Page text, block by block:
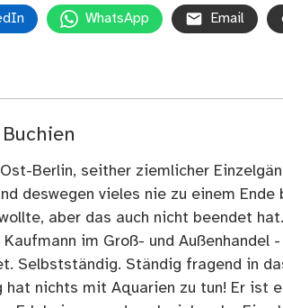
WhatsApp Email
Berlin, seither ziemlicher
deswegen vieles nie zu einem Ende
aber das auch nicht beendet
im Groß- und Außenhandel
Selbstständig. Ständig fragend in
hat nichts mit Aquarien zu tun! Er ist